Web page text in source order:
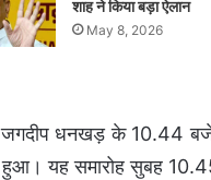
शाह ने किया बड़ा ऐलान
May 8, 2026
जगदीप धनखड़ के 10.44
हुआ। यह समारोह सुबह